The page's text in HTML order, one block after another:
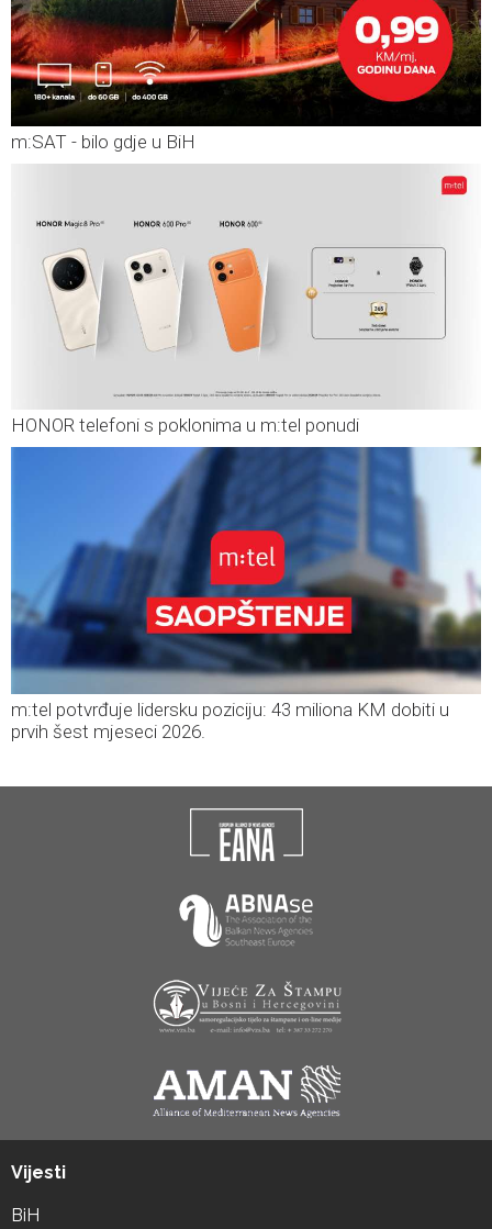
m:SAT - bilo gdje u BiH
HONOR telefoni s poklonima u m:tel ponudi
m:tel potvrđuje lidersku poziciju: 43 miliona KM dobiti u
prvih šest mjeseci 2026.
Vijesti
BiH